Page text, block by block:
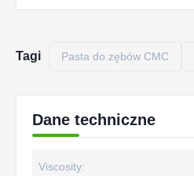
Tagi Pasta do zębów CMC
Dane techniczne
Viscosity: